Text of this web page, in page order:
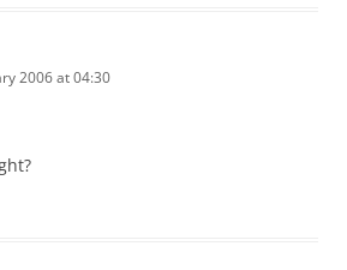
2006 at 04:30